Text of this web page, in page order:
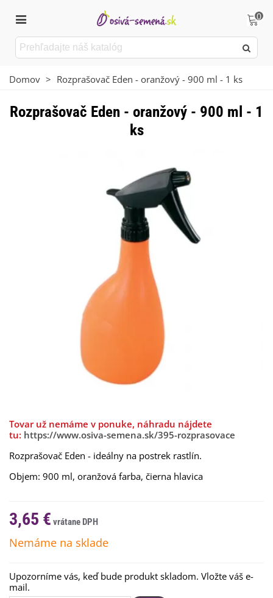
0
Domov > Rozprašovač Eden - oranžový - 900 ml - 1 ks
Rozprašovač Eden - oranžový - 900 ml - 1
ks
Tovar už nemáme v ponuke, náhradu nájdete
tu: https://www.osiva-semena.sk/395-rozprasovace
Rozprašovač Eden - ideálny na postrek rastlín.
Objem: 900 ml, oranžová farba, čierna hlavica
3,65 €
Nemáme na sklade
Upozorníme vás, keď bude produkt skladom. Vložte váš e-
mail.